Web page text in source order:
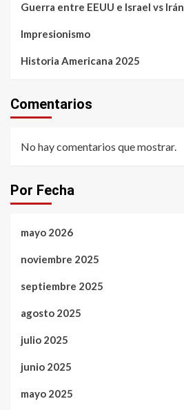
Guerra entre EEUU e Israel vs Irán
Impresionismo
Historia Americana 2025
Comentarios
No hay comentarios que mostrar.
Por Fecha
mayo 2026
noviembre 2025
septiembre 2025
agosto 2025
julio 2025
junio 2025
mayo 2025